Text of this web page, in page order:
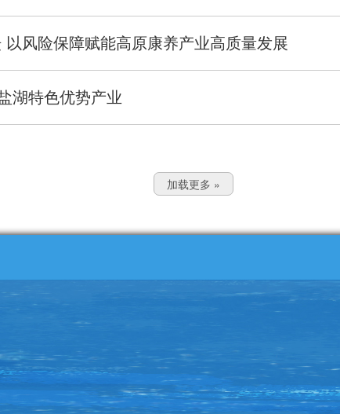
风险保障赋能高原康养产业高质量发展
湖特色优势产业
加载更多 »